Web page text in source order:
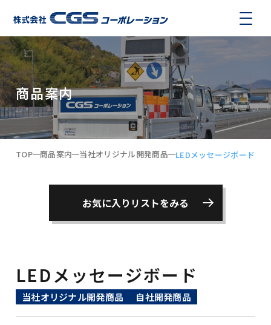
商品案内
TOP 商品案内 当社オリジナル開発商品 LEDメッセージボード
お気に入りリストをみる
LEDメッセージボード
当社オリジナル開発商品 自社開発商品